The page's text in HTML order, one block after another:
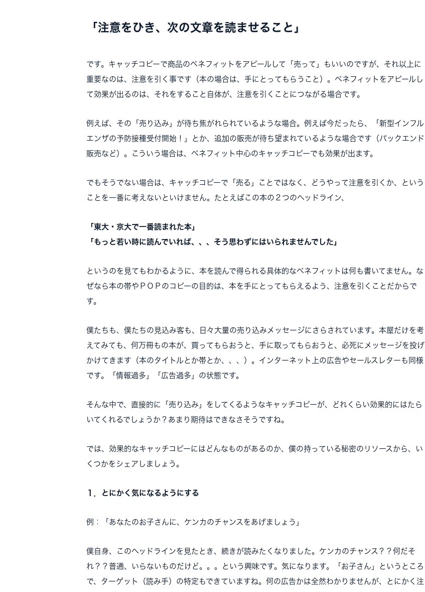
「注意をひき、次の文章を読ませること」
です。キャッチコピーで商品のベネフィットをアピールして「売って」もいいのですが、それ以上に
重要なのは、注意を引く事です（本の場合は、手にとってもらうこと）。ベネフィットをアピールし
て効果が出るのは、それをすること自体が、注意を引くことにつながる場合です。
例えば、その「売り込み」が待ち焦がれられているような場合。例えば今だったら、「新型インフル
エンザの予防接種受付開始！」とか、追加の販売が待ち望まれているような場合です（バックエンド
販売など）。こういう場合は、ベネフィット中心のキャッチコピーでも効果が出ます。
でもそうでない場合は、キャッチコピーで「売る」ことではなく、どうやって注意を引くか、という
ことを一番に考えないといけません。たとえばこの本の２つのヘッドライン、
「東大・京大で一番読まれた本」
「もっと若い時に読んでいれば、、、そう思わずにはいられませんでした」
というのを見てもわかるように、本を読んで得られる具体的なベネフィットは何も書いてません。な
ぜなら本の帯やＰＯＰのコピーの目的は、本を手にとってもらえるよう、注意を引くことだからで
す。
僕たちも、僕たちの見込み客も、日々大量の売り込みメッセージにさらされています。本屋だけを考
えてみても、何万冊もの本が、買ってもらおうと、手に取ってもらおうと、必死にメッセージを投げ
かけてきます（本のタイトルとか帯とか、、、）。インターネット上の広告やセールスレターも同様
です。「情報過多」「広告過多」の状態です。
そんな中で、直接的に「売り込み」をしてくるようなキャッチコピーが、どれくらい効果的にはたら
いてくれるでしょうか？あまり期待はできなさそうですね。
では、効果的なキャッチコピーにはどんなものがあるのか、僕の持っている秘密のリソースから、い
くつかをシェアしましょう。
１．とにかく気になるようにする
例：「あなたのお子さんに、ケンカのチャンスをあげましょう」
僕自身、このヘッドラインを見たとき、続きが読みたくなりました。ケンカのチャンス？？何だそ
れ？？普通、いらないものだけど。。。という興味です。気になります。「お子さん」というところ
で、ターゲット（読み手）の特定もできていますね。何の広告かは全然わかりませんが、とにかく注